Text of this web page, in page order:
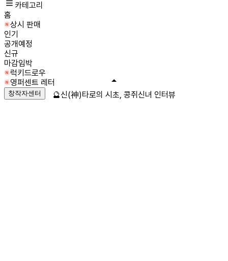
카테고리
홈
상시 판매
인기
공개예정
신규
마감임박
럭키드로우
영퍼센트 레터
창작자센터 🔮신(神)타로의 시초, 콩쥐신녀 인터뷰